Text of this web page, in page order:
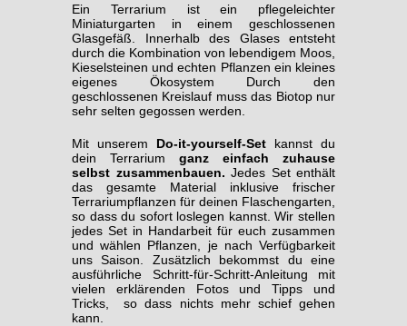
Ein Terrarium ist ein pflegeleichter
Miniaturgarten in einem geschlossenen
Glasgefäß. Innerhalb des Glases entsteht
durch die Kombination von lebendigem Moos,
Kieselsteinen und echten Pflanzen ein kleines
eigenes Ökosystem Durch den
geschlossenen Kreislauf muss das Biotop nur
sehr selten gegossen werden.
Mit unserem Do-it-yourself-Set kannst du
dein Terrarium ganz einfach zuhause
selbst zusammenbauen. Jedes Set enthält
das gesamte Material inklusive frischer
Terrariumpflanzen für deinen Flaschengarten,
so dass du sofort loslegen kannst. Wir stellen
jedes Set in Handarbeit für euch zusammen
und wählen Pflanzen, je nach Verfügbarkeit
uns Saison. Zusätzlich bekommst du eine
ausführliche Schritt-für-Schritt-Anleitung mit
vielen erklärenden Fotos und Tipps und
Tricks, so dass nichts mehr schief gehen
kann.